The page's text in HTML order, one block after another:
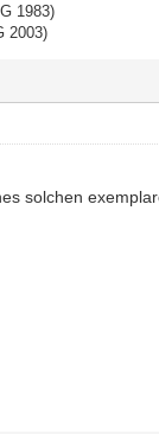
1983)
2003)
solchen